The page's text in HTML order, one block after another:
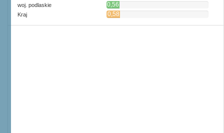
woj. podlaskie
0,56
m2
Kraj
0,58